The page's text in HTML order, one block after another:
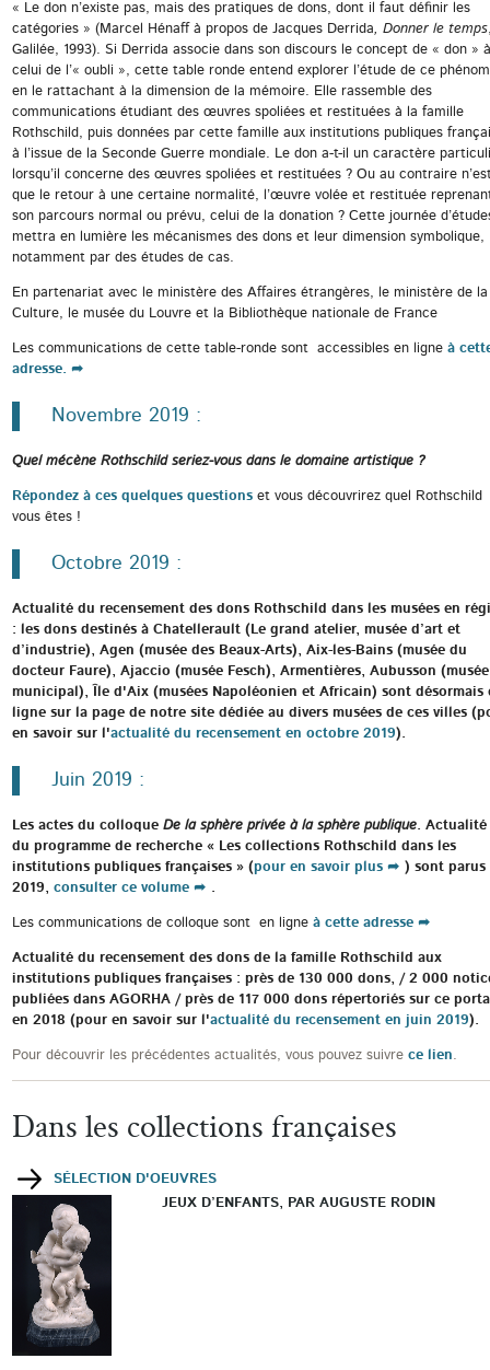
« Le don n’existe pas, mais des pratiques de dons, dont il faut définir les
catégories » (Marcel Hénaff à propos de Jacques Derrida, Donner le temps
Galilée, 1993). Si Derrida associe dans son discours le concept de « don » à
celui de l’« oubli », cette table ronde entend explorer l’étude de ce
en le rattachant à la dimension de la mémoire. Elle rassemble des
communications étudiant des œuvres spoliées et restituées à la famille
Rothschild, puis données par cette famille aux institutions publiques
à l’issue de la Seconde Guerre mondiale. Le don a-t-il un caractère
lorsqu’il concerne des œuvres spoliées et restituées ? Ou au contraire
que le retour à une certaine normalité, l’œuvre volée et restituée
son parcours normal ou prévu, celui de la donation ? Cette journée
mettra en lumière les mécanismes des dons et leur dimension symbolique,
notamment par des études de cas.
En partenariat avec le ministère des Affaires étrangères, le ministère de la
Culture, le musée du Louvre et la Bibliothèque nationale de France
Les communications de cette table-ronde sont accessibles en ligne à
adresse.
Novembre 2019 :
Quel mécène Rothschild seriez-vous dans le domaine artistique ?
Répondez à ces quelques questions et vous découvrirez quel Rothschild
vous êtes !
Octobre 2019 :
Actualité du recensement des dons Rothschild dans les musées en
: les dons destinés à Chatellerault (Le grand atelier, musée d’art et
d’industrie), Agen (musée des Beaux-Arts), Aix-les-Bains (musée du
docteur Faure), Ajaccio (musée Fesch), Armentières, Aubusson (musée
municipal), Île d'Aix (musées Napoléonien et Africain) sont désormais
ligne sur la page de notre site dédiée au divers musées de ces villes
en savoir sur l'actualité du recensement en octobre 2019).
Juin 2019 :
Les actes du colloque De la sphère privée à la sphère publique. Actualité
du programme de recherche « Les collections Rothschild dans les
institutions publiques françaises » (pour en savoir plus
) sont parus
2019, consulter ce volume .
Les communications de colloque sont en ligne à cette adresse
Actualité du recensement des dons de la famille Rothschild aux
institutions publiques françaises : près de 130 000 dons, / 2 000
publiées dans AGORHA / près de 117 000 dons répertoriés sur ce
en 2018 (pour en savoir sur l'actualité du recensement en juin 2019).
Pour découvrir les précédentes actualités, vous pouvez suivre ce lien.
Dans les collections françaises
SÉLECTION D'OEUVRES
JEUX D’ENFANTS, PAR AUGUSTE RODIN